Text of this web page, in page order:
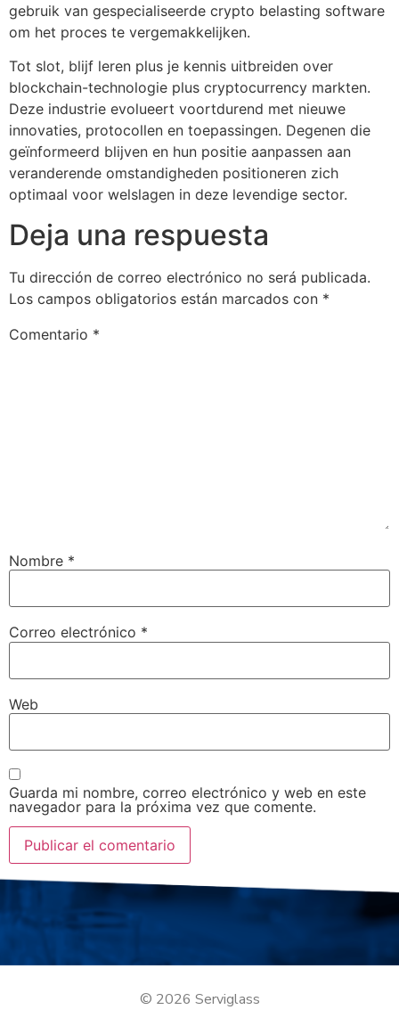
gebruik van gespecialiseerde crypto belasting software
om het proces te vergemakkelijken.
Tot slot, blijf leren plus je kennis uitbreiden over
blockchain-technologie plus cryptocurrency markten.
Deze industrie evolueert voortdurend met nieuwe
innovaties, protocollen en toepassingen. Degenen die
geïnformeerd blijven en hun positie aanpassen aan
veranderende omstandigheden positioneren zich
optimaal voor welslagen in deze levendige sector.
Deja una respuesta
Tu dirección de correo electrónico no será publicada.
Los campos obligatorios están marcados con *
Comentario *
Nombre *
Correo electrónico *
Web
Guarda mi nombre, correo electrónico y web en este
navegador para la próxima vez que comente.
© 2026 Serviglass